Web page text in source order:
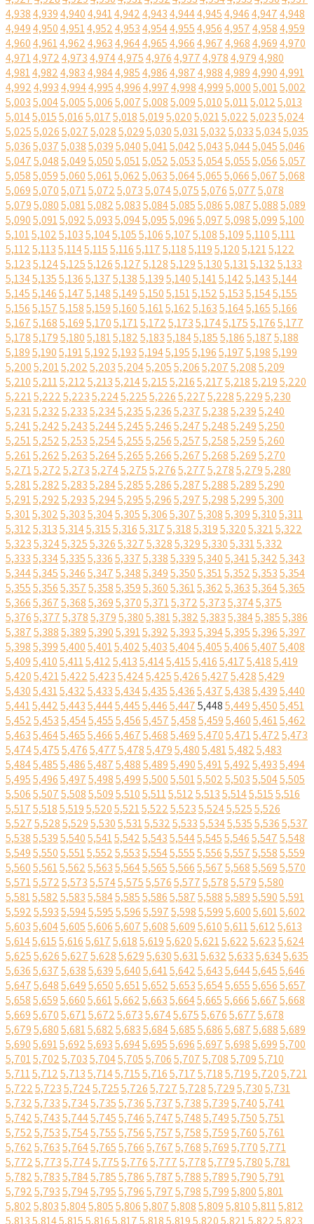
4,9384,9394,9404,9414,9424,9434,9444,9454,9464,9474,948
4,9494,9504,9514,9524,9534,9544,9554,9564,9574,9584,959
4,9604,9614,9624,9634,9644,9654,9664,9674,9684,9694,970
4,9714,9724,9734,9744,9754,9764,9774,9784,9794,980
4,9814,9824,9834,9844,9854,9864,9874,9884,9894,9904,991
4,9924,9934,9944,9954,9964,9974,9984,9995,0005,0015,002
5,0035,0045,0055,0065,0075,0085,0095,0105,0115,0125,013
5,0145,0155,0165,0175,0185,0195,0205,0215,0225,0235,024
5,0255,0265,0275,0285,0295,0305,0315,0325,0335,0345,035
5,0365,0375,0385,0395,0405,0415,0425,0435,0445,0455,046
5,0475,0485,0495,0505,0515,0525,0535,0545,0555,0565,057
5,0585,0595,0605,0615,0625,0635,0645,0655,0665,0675,068
5,0695,0705,0715,0725,0735,0745,0755,0765,0775,078
5,0795,0805,0815,0825,0835,0845,0855,0865,0875,0885,089
5,0905,0915,0925,0935,0945,0955,0965,0975,0985,0995,100
5,1015,1025,1035,1045,1055,1065,1075,1085,1095,1105,111
5,1125,1135,1145,1155,1165,1175,1185,1195,1205,1215,122
5,1235,1245,1255,1265,1275,1285,1295,1305,1315,1325,133
5,1345,1355,1365,1375,1385,1395,1405,1415,1425,1435,144
5,1455,1465,1475,1485,1495,1505,1515,1525,1535,1545,155
5,1565,1575,1585,1595,1605,1615,1625,1635,1645,1655,166
5,1675,1685,1695,1705,1715,1725,1735,1745,1755,1765,177
5,1785,1795,1805,1815,1825,1835,1845,1855,1865,1875,188
5,1895,1905,1915,1925,1935,1945,1955,1965,1975,1985,199
5,2005,2015,2025,2035,2045,2055,2065,2075,2085,209
5,2105,2115,2125,2135,2145,2155,2165,2175,2185,2195,220
5,2215,2225,2235,2245,2255,2265,2275,2285,2295,230
5,2315,2325,2335,2345,2355,2365,2375,2385,2395,240
5,2415,2425,2435,2445,2455,2465,2475,2485,2495,250
5,2515,2525,2535,2545,2555,2565,2575,2585,2595,260
5,2615,2625,2635,2645,2655,2665,2675,2685,2695,270
5,2715,2725,2735,2745,2755,2765,2775,2785,2795,280
5,2815,2825,2835,2845,2855,2865,2875,2885,2895,290
5,2915,2925,2935,2945,2955,2965,2975,2985,2995,300
5,3015,3025,3035,3045,3055,3065,3075,3085,3095,3105,311
5,3125,3135,3145,3155,3165,3175,3185,3195,3205,3215,322
5,3235,3245,3255,3265,3275,3285,3295,3305,3315,332
5,3335,3345,3355,3365,3375,3385,3395,3405,3415,3425,343
5,3445,3455,3465,3475,3485,3495,3505,3515,3525,3535,354
5,3555,3565,3575,3585,3595,3605,3615,3625,3635,3645,365
5,3665,3675,3685,3695,3705,3715,3725,3735,3745,375
5,3765,3775,3785,3795,3805,3815,3825,3835,3845,3855,386
5,3875,3885,3895,3905,3915,3925,3935,3945,3955,3965,397
5,3985,3995,4005,4015,4025,4035,4045,4055,4065,4075,408
5,4095,4105,4115,4125,4135,4145,4155,4165,4175,4185,419
5,4205,4215,4225,4235,4245,4255,4265,4275,4285,429
5,4305,4315,4325,4335,4345,4355,4365,4375,4385,4395,440
5,4415,4425,4435,4445,4455,4465,4475,4485,4495,4505,451
5,4525,4535,4545,4555,4565,4575,4585,4595,4605,4615,462
5,4635,4645,4655,4665,4675,4685,4695,4705,4715,4725,473
5,4745,4755,4765,4775,4785,4795,4805,4815,4825,483
5,4845,4855,4865,4875,4885,4895,4905,4915,4925,4935,494
5,4955,4965,4975,4985,4995,5005,5015,5025,5035,5045,505
5,5065,5075,5085,5095,5105,5115,5125,5135,5145,5155,516
5,5175,5185,5195,5205,5215,5225,5235,5245,5255,526
5,5275,5285,5295,5305,5315,5325,5335,5345,5355,5365,537
5,5385,5395,5405,5415,5425,5435,5445,5455,5465,5475,548
5,5495,5505,5515,5525,5535,5545,5555,5565,5575,5585,559
5,5605,5615,5625,5635,5645,5655,5665,5675,5685,5695,570
5,5715,5725,5735,5745,5755,5765,5775,5785,5795,580
5,5815,5825,5835,5845,5855,5865,5875,5885,5895,5905,591
5,5925,5935,5945,5955,5965,5975,5985,5995,6005,6015,602
5,6035,6045,6055,6065,6075,6085,6095,6105,6115,6125,613
5,6145,6155,6165,6175,6185,6195,6205,6215,6225,6235,624
5,6255,6265,6275,6285,6295,6305,6315,6325,6335,6345,635
5,6365,6375,6385,6395,6405,6415,6425,6435,6445,6455,646
5,6475,6485,6495,6505,6515,6525,6535,6545,6555,6565,657
5,6585,6595,6605,6615,6625,6635,6645,6655,6665,6675,668
5,6695,6705,6715,6725,6735,6745,6755,6765,6775,678
5,6795,6805,6815,6825,6835,6845,6855,6865,6875,6885,689
5,6905,6915,6925,6935,6945,6955,6965,6975,6985,6995,700
5,7015,7025,7035,7045,7055,7065,7075,7085,7095,710
5,7115,7125,7135,7145,7155,7165,7175,7185,7195,7205,721
5,7225,7235,7245,7255,7265,7275,7285,7295,7305,731
5,7325,7335,7345,7355,7365,7375,7385,7395,7405,741
5,7425,7435,7445,7455,7465,7475,7485,7495,7505,751
5,7525,7535,7545,7555,7565,7575,7585,7595,7605,761
5,7625,7635,7645,7655,7665,7675,7685,7695,7705,771
5,7725,7735,7745,7755,7765,7775,7785,7795,7805,781
5,7825,7835,7845,7855,7865,7875,7885,7895,7905,791
5,7925,7935,7945,7955,7965,7975,7985,7995,8005,801
5,8025,8035,8045,8055,8065,8075,8085,8095,8105,8115,812